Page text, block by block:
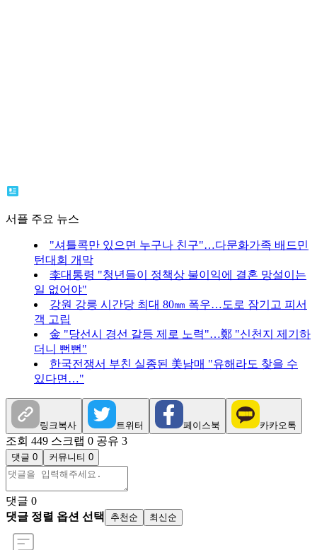
서플 주요 뉴스
"셔틀콕만 있으면 누구나 친구"…다문화가족 배드민
턴대회 개막
李대통령 "청년들이 정책상 불이익에 결혼 망설이는
일 없어야"
강원 강릉 시간당 최대 80㎜ 폭우…도로 잠기고 피서
객 고립
金 "당선시 경선 갈등 제로 노력"…鄭 "신천지 제기하
더니 뻔뻔"
한국전쟁서 부친 실종된 美남매 "유해라도 찾을 수
있다면…"
링크복사 트위터 페이스북 카카오톡
조회 449 스크랩 0 공유 3
댓글 0 커뮤니티 0
댓글 0
댓글 정렬 옵션 선택
추천순 최신순